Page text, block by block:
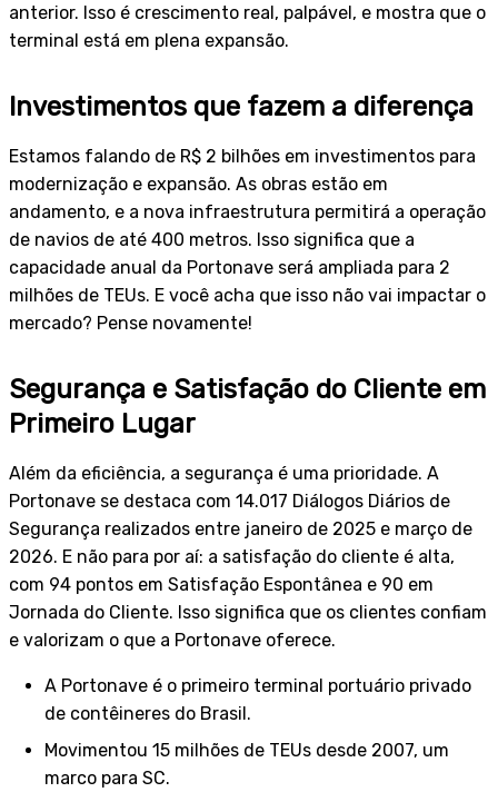
anterior. Isso é crescimento real, palpável, e mostra que o
terminal está em plena expansão.
Investimentos que fazem a diferença
Estamos falando de R$ 2 bilhões em investimentos para
modernização e expansão. As obras estão em
andamento, e a nova infraestrutura permitirá a operação
de navios de até 400 metros. Isso significa que a
capacidade anual da Portonave será ampliada para 2
milhões de TEUs. E você acha que isso não vai impactar o
mercado? Pense novamente!
Segurança e Satisfação do Cliente em
Primeiro Lugar
Além da eficiência, a segurança é uma prioridade. A
Portonave se destaca com 14.017 Diálogos Diários de
Segurança realizados entre janeiro de 2025 e março de
2026. E não para por aí: a satisfação do cliente é alta,
com 94 pontos em Satisfação Espontânea e 90 em
Jornada do Cliente. Isso significa que os clientes confiam
e valorizam o que a Portonave oferece.
A Portonave é o primeiro terminal portuário privado
de contêineres do Brasil.
Movimentou 15 milhões de TEUs desde 2007, um
marco para SC.